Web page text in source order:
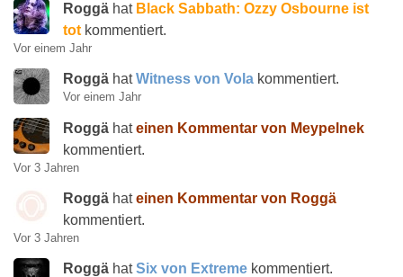
Roggä hat Black Sabbath: Ozzy Osbourne ist
tot kommentiert.
Vor einem Jahr
Roggä hatWitness von Vola kommentiert.
Vor einem Jahr
Roggä hateinen Kommentar von Meypelnek
kommentiert.
Vor 3 Jahren
Roggä hateinen Kommentar von Roggä
kommentiert.
Vor 3 Jahren
Roggä hatSix von Extreme kommentiert.